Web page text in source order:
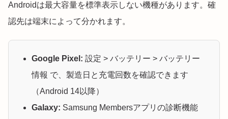
Androidは最大容量を標準表示しない機種があります。確
認先は端末によって分かれます。
Google Pixel: 設定 > バッテリー > バッテリー
情報 で、製造日と充電回数を確認できます
（Android 14以降）
Galaxy: Samsung Membersアプリの診断機能